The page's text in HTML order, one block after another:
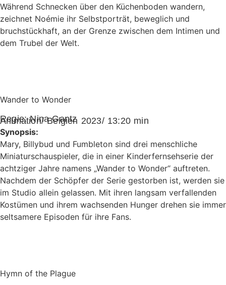
Während Schnecken über den Küchenboden wandern,
zeichnet Noémie ihr Selbstporträt, beweglich und
bruchstückhaft, an der Grenze zwischen dem Intimen und
dem Trubel der Welt.
Wander to Wonder
Regie:Nina Gantz
Animation/ Belgien 2023/ 13:20 min
Synopsis:
Mary, Billybud und Fumbleton sind drei menschliche
Miniaturschauspieler, die in einer Kinderfernsehserie der
achtziger Jahre namens „Wander to Wonder“ auftreten.
Nachdem der Schöpfer der Serie gestorben ist, werden sie
im Studio allein gelassen. Mit ihren langsam verfallenden
Kostümen und ihrem wachsenden Hunger drehen sie immer
seltsamere Episoden für ihre Fans.
Hymn of the Plague